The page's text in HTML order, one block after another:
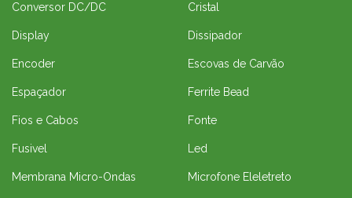
Conversor DC/DC Cristal
Display Dissipador
Encoder Escovas de Carvão
Espaçador Ferrite Bead
Fios e Cabos Fonte
Fusivel Led
Membrana Micro-Ondas Microfone Eleletreto